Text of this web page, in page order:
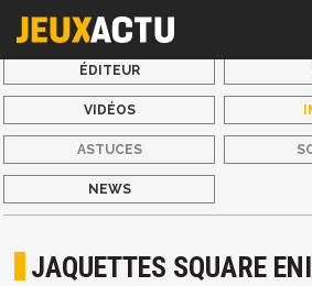
ÉDITEUR
VIDÉOS
ASTUCES
NEWS
JAQUETTES SQUARE